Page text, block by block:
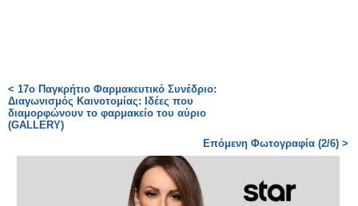
< 17ο Παγκρήτιο Φαρμακευτικό Συνέδριο:
Διαγωνισμός Καινοτομίας: Ιδέες που
διαμορφώνουν το φαρμακείο του αύριο
(GALLERY)
Επόμενη Φωτογραφία (2/6) >